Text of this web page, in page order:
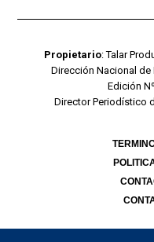
Propietario: Talar
Dirección Nacional de
Edición
Director Periodístico